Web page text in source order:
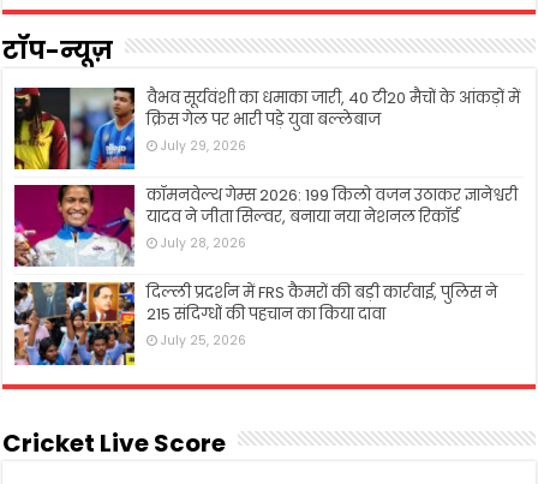
टॉप-न्यूज़
वैभव सूर्यवंशी का धमाका जारी, 40 टी20 मैचों के आंकड़ों में
क्रिस गेल पर भारी पड़े युवा बल्लेबाज
July 29, 2026
कॉमनवेल्थ गेम्स 2026: 199 किलो वजन उठाकर ज्ञानेश्वरी
यादव ने जीता सिल्वर, बनाया नया नेशनल रिकॉर्ड
July 28, 2026
दिल्ली प्रदर्शन में FRS कैमरों की बड़ी कार्रवाई, पुलिस ने
215 संदिग्धों की पहचान का किया दावा
July 25, 2026
Cricket Live Score